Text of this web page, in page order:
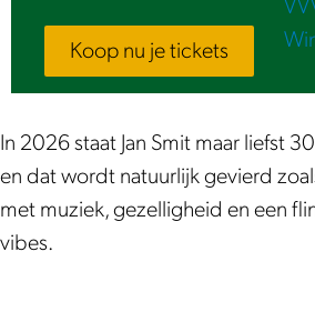
u
b
l
e
u
r
J
b
i
l
n
J
b
i
l
Koop nu je tickets
In 2026 staat Jan Smit maar liefst
en dat wordt natuurlijk gevierd
met muziek, gezelligheid en een
vibes.